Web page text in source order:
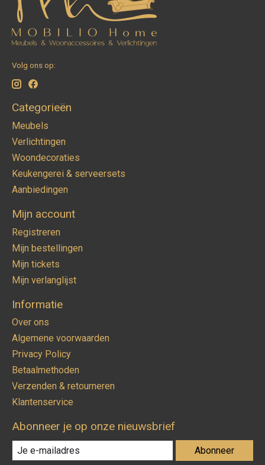
Volg ons op:
Categorieën
Meubels
Verlichtingen
Woondecoraties
Keukengerei & serveersets
Aanbiedingen
Mijn account
Registreren
Mijn bestellingen
Mijn tickets
Mijn verlanglijst
Informatie
Over ons
Algemene voorwaarden
Privacy Policy
Betaalmethoden
Verzenden & retourneren
Klantenservice
Abonneer je op onze nieuwsbrief
Abonneer